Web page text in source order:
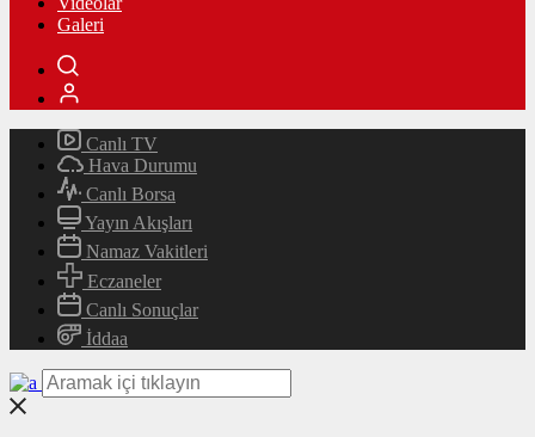
Galeri
Canlı TV
Hava Durumu
Canlı Borsa
Yayın Akışları
Namaz Vakitleri
Eczaneler
Canlı Sonuçlar
İddaa